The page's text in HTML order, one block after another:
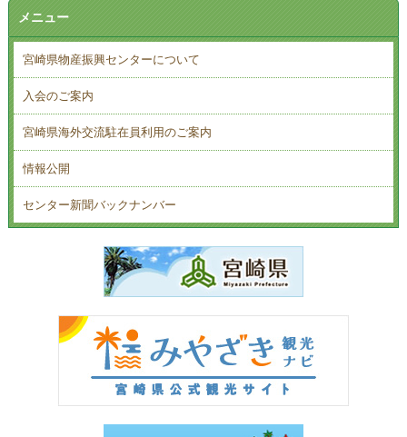
メニュー
宮崎県物産振興センターについて
入会のご案内
宮崎県海外交流駐在員利用のご案内
情報公開
センター新聞バックナンバー